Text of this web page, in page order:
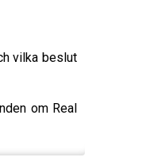
vilka beslut
om Real